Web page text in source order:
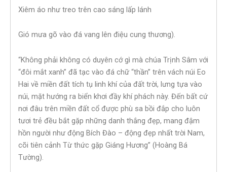
Xiêm áo như treo trên cao sáng lấp lánh
Gió mưa gõ vào đá vang lên điệu cung thương).
“Không phải không có duyên cớ gì mà chúa Trịnh Sâm với
“đôi mắt xanh” đã tạc vào đá chữ “thần” trên vách núi Eo
Hai về miền đất tích tụ linh khí của đất trời, lưng tựa vào
núi, mặt hướng ra biển khơi đầy khí phách này. Đến bất cứ
nơi đâu trên miền đất cổ được phù sa bồi đắp cho luôn
tươi trẻ đều bắt gặp những danh thắng đẹp, mang đậm
hồn người như động Bích Đào – động đẹp nhất trời Nam,
cõi tiên cảnh Từ thức gặp Giáng Hương” (Hoàng Bá
Tường).